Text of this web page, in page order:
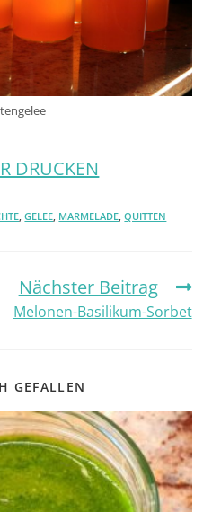
DRUCKEN
GELEE MARMELADE QUITTEN
Nächster Beitrag
Melonen-Basilikum-Sorbet
GEFALLEN